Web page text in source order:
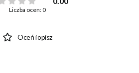
Liczba ocen: 0
Oceń i opisz